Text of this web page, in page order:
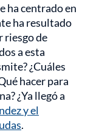
ha centrado en
ha resultado
riesgo de
a esta
¿Cuáles
hacer para
¿Ya llegó a
y el
.